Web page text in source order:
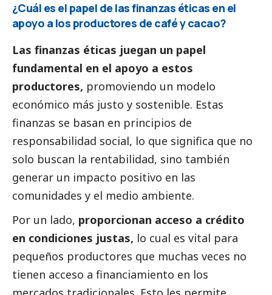
¿Cuál es el papel de las finanzas éticas en el
apoyo a los productores de café y cacao?
Las finanzas éticas juegan un papel
fundamental en el apoyo a estos
productores, promoviendo un modelo
económico más justo y sostenible. Estas
finanzas se basan en principios de
responsabilidad social, lo que significa que no
solo buscan la rentabilidad, sino también
generar un impacto positivo en las
comunidades y el medio ambiente.
Por un lado, proporcionan acceso a crédito
en condiciones justas, lo cual es vital para
pequeños productores que muchas veces no
tienen acceso a financiamiento en los